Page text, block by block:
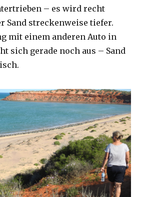
– es wird recht
Sand streckenweise tiefer.
mit einem anderen Auto in
sich gerade noch aus – Sand